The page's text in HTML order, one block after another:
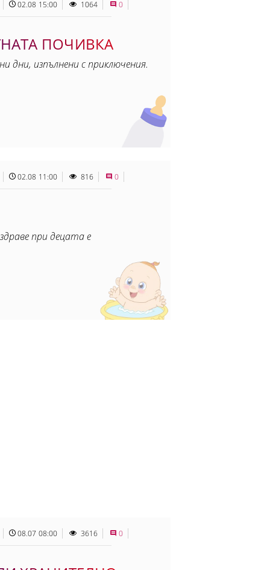
02.08 15:00 1064 0
ПОЧИВКА
дни, изпълнени с приключения.
02.08 11:00 816 0
при децата е
08.07 08:00 3616 0